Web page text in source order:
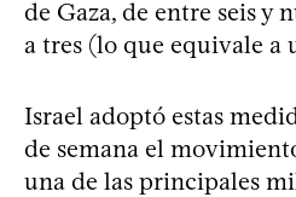
de Gaza, de entre seis y
a tres (lo que equivale a
Israel adoptó estas
de semana el
una de las principales